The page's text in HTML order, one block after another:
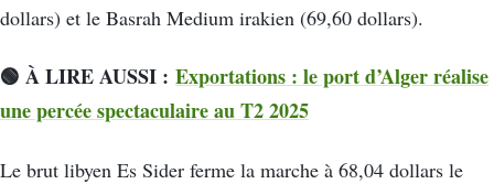
dollars) et le Basrah Medium irakien (69,60 dollars).
🟢 À LIRE AUSSI : Exportations : le port d’Alger réalise
une percée spectaculaire au T2 2025
Le brut libyen Es Sider ferme la marche à 68,04 dollars le